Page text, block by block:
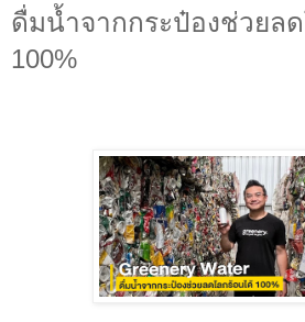
ดื่มน้ำจากกระป๋องช่วยล
100%